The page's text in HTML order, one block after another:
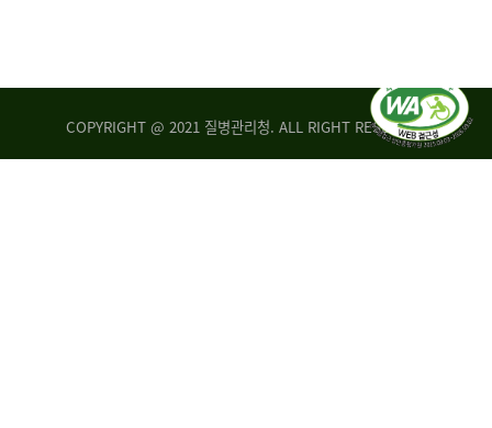
COPYRIGHT @ 2021 질병관리청. ALL RIGHT RESERVED